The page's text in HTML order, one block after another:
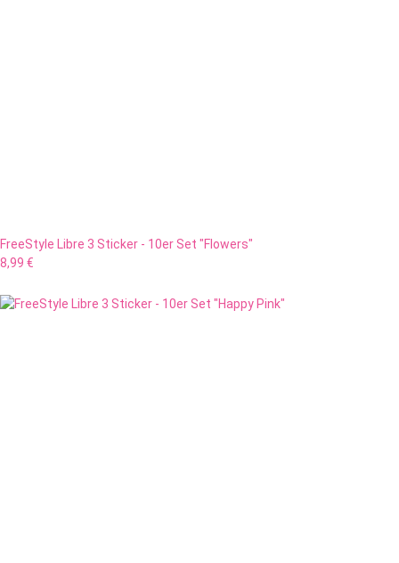
FreeStyle Libre 3 Sticker - 10er Set "Flowers"
8,99 €